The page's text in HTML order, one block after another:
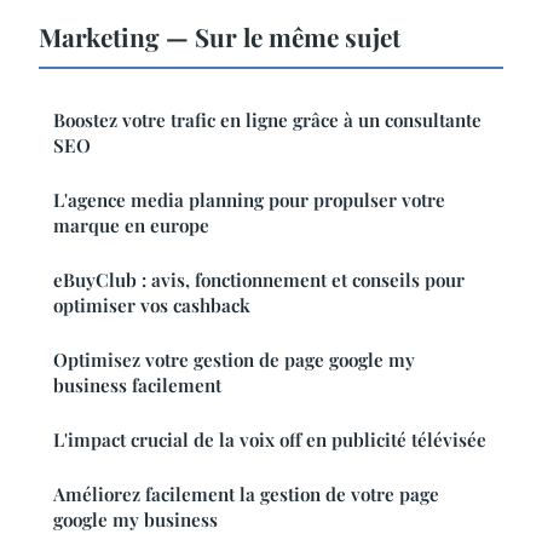
Marketing — Sur le même sujet
Boostez votre trafic en ligne grâce à un consultante
SEO
L'agence media planning pour propulser votre
marque en europe
eBuyClub : avis, fonctionnement et conseils pour
optimiser vos cashback
Optimisez votre gestion de page google my
business facilement
L'impact crucial de la voix off en publicité télévisée
Améliorez facilement la gestion de votre page
google my business